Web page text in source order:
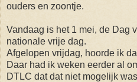
ouders en zoontje.
Vandaag is het 1 mei, de Dag
nationale vrije dag.
Afgelopen vrijdag, hoorde ik
Daar had ik weken eerder al
DTLC dat dat niet mogelijk